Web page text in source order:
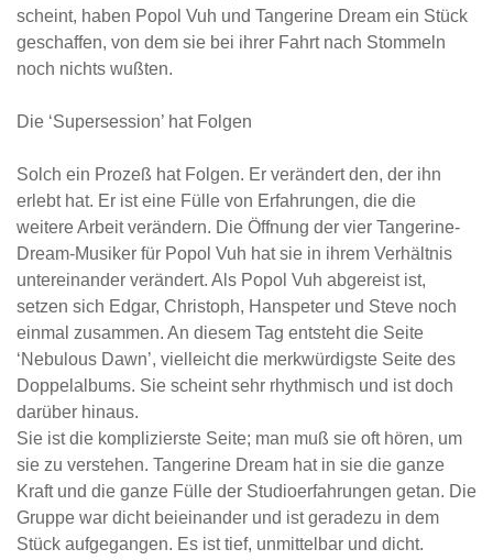
scheint, haben Popol Vuh und Tangerine Dream ein Stück
geschaffen, von dem sie bei ihrer Fahrt nach Stommeln
noch nichts wußten.
Die ‘Supersession’ hat Folgen
Solch ein Prozeß hat Folgen. Er verändert den, der ihn
erlebt hat. Er ist eine Fülle von Erfahrungen, die die
weitere Arbeit verändern. Die Öffnung der vier Tangerine-
Dream-Musiker für Popol Vuh hat sie in ihrem Verhältnis
untereinander verändert. Als Popol Vuh abgereist ist,
setzen sich Edgar, Christoph, Hanspeter und Steve noch
einmal zusammen. An diesem Tag entsteht die Seite
‘Nebulous Dawn’, vielleicht die merkwürdigste Seite des
Doppelalbums. Sie scheint sehr rhythmisch und ist doch
darüber hinaus.
Sie ist die komplizierste Seite; man muß sie oft hören, um
sie zu verstehen. Tangerine Dream hat in sie die ganze
Kraft und die ganze Fülle der Studioerfahrungen getan. Die
Gruppe war dicht beieinander und ist geradezu in dem
Stück aufgegangen. Es ist tief, unmittelbar und dicht.